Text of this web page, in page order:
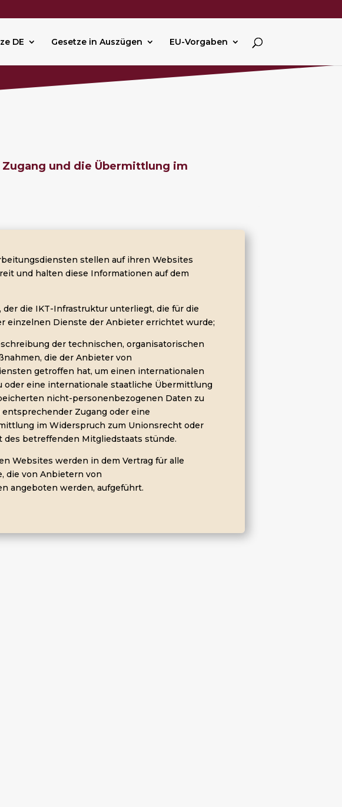
DE Gesetze in Auszügen EU-Vorgaben
und die Übermittlung im
stellen auf ihren Websites
und halten diese Informationen auf dem
der die IKT-Infrastruktur unterliegt, die für die
einzelnen Dienste der Anbieter errichtet wurde;
der technischen, organisatorischen
die der Anbieter von
getroffen hat, um einen internationalen
oder eine internationale staatliche Übermittlung
nicht-personenbezogenen Daten zu
Zugang oder eine
im Widerspruch zum Unionsrecht oder
des betreffenden Mitgliedstaats stünde.
Websites werden in dem Vertrag für alle
die von Anbietern von
angeboten werden, aufgeführt.